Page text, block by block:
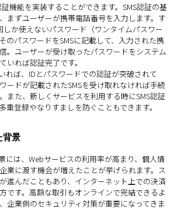
機能を実装することができます。SMS認証の基
まずユーザーが携帯電話番号を入力します。す
しか使えないパスワード（ワンタイムパスワー
のパスワードをSMSに記載して、入力された携
。ユーザーが受け取ったパスワードをシステム
いれば認証完了です。
れば、IDとパスワードでの認証が突破されて
ードが記載されたSMSを受け取れなければ手続
また、新しくサービスを利用する時にSMS認証
重登録やなりすましを防ぐこともできます。
背景
には、Webサービスの利用率が高まり、個人情
業に渡す機会が増えたことが挙げられます。ス
進んだこともあり、インターネット上での決済
です。高額な取引もオンラインで完結できるよ
企業側のセキュリティ対策が重要になってきま